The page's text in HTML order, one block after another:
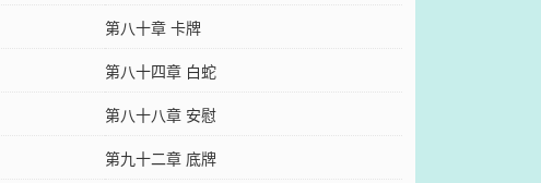
第八十章 卡牌
第八十四章 白蛇
第八十八章 安慰
第九十二章 底牌